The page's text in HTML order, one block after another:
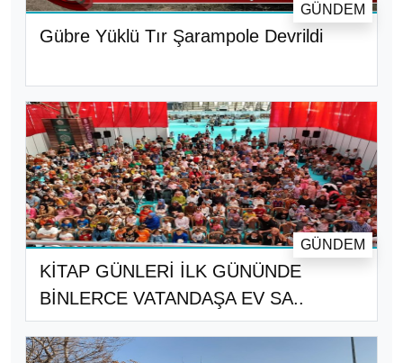
Gübre Yüklü Tır Şarampole Devrildi
GÜNDEM
KİTAP GÜNLERİ İLK GÜNÜNDE
BİNLERCE VATANDAŞA EV SA..
GÜNDEM